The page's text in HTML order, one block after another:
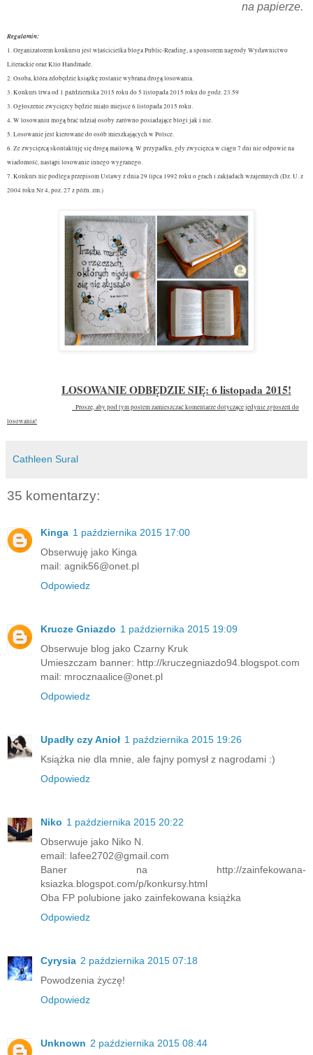
na papierze.
Regulamin:
1. Organizatorem konkursu jest właścicielka bloga Public-Reading, a sponsorem nagrody Wydawnictwo
Literackie oraz Klio Handmade.
2. Osoba, która zdobędzie książkę zostanie wybrana drogą losowania.
3. Konkurs trwa od 1 października 2015 roku do 5 listopada 2015 roku do godz. 23.59
3. Ogłoszenie zwycięzcy będzie miało miejsce 6 listopada 2015 roku.
4. W losowaniu mogą brać udział osoby zarówno posiadające blogi jak i nie.
5. Losowanie jest kierowane do osób mieszkających w Polsce.
6. Ze zwycięzcą skontaktuję się drogą mailową. W przypadku, gdy zwycięzca w ciągu 7 dni nie odpowie na
wiadomość, nastąpi losowanie innego wygranego.
7. Konkurs nie podlega przepisom Ustawy z dnia 29 lipca 1992 roku o grach i zakładach wzajemnych (Dz. U. z
2004 roku Nr 4, poz. 27 z późn. zm.)
LOSOWANIE ODBĘDZIE SIĘ: 6 listopada 2015!
Proszę, aby pod tym postem zamieszczać komentarze dotyczące jedynie zgłoszeń do
losowania!
Cathleen Sural
35 komentarzy:
Kinga 1 października 2015 17:00
Obserwuję jako Kinga
mail: agnik56@onet.pl
Odpowiedz
Krucze Gniazdo 1 października 2015 19:09
Obserwuje blog jako Czarny Kruk
Umieszczam banner: http://kruczegniazdo94.blogspot.com
mail: mrocznaalice@onet.pl
Odpowiedz
Upadły czy Anioł 1 października 2015 19:26
Książka nie dla mnie, ale fajny pomysł z nagrodami :)
Odpowiedz
Niko 1 października 2015 20:22
Obserwuje jako Niko N.
email: lafee2702@gmail.com
Baner na http://zainfekowana-
ksiazka.blogspot.com/p/konkursy.html
Oba FP polubione jako zainfekowana książka
Odpowiedz
Cyrysia 2 października 2015 07:18
Powodzenia życzę!
Odpowiedz
Unknown 2 października 2015 08:44